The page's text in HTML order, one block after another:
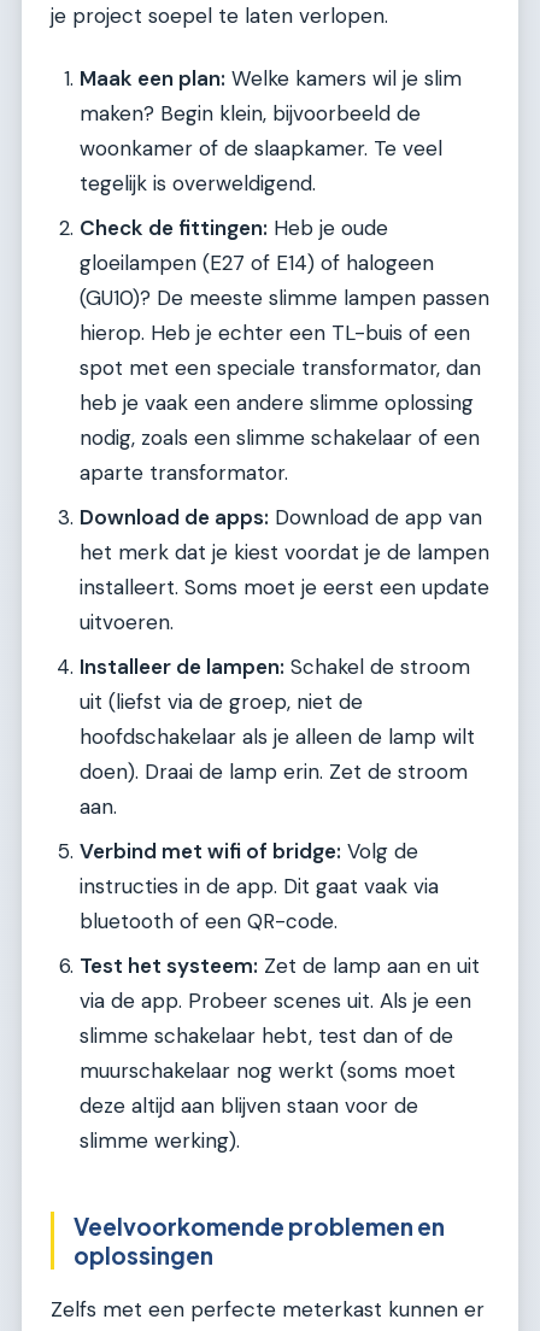
je project soepel te laten verlopen.
Maak een plan: Welke kamers wil je slim
maken? Begin klein, bijvoorbeeld de
woonkamer of de slaapkamer. Te veel
tegelijk is overweldigend.
Check de fittingen: Heb je oude
gloeilampen (E27 of E14) of halogeen
(GU10)? De meeste slimme lampen passen
hierop. Heb je echter een TL-buis of een
spot met een speciale transformator, dan
heb je vaak een andere slimme oplossing
nodig, zoals een slimme schakelaar of een
aparte transformator.
Download de apps: Download de app van
het merk dat je kiest voordat je de lampen
installeert. Soms moet je eerst een update
uitvoeren.
Installeer de lampen: Schakel de stroom
uit (liefst via de groep, niet de
hoofdschakelaar als je alleen de lamp wilt
doen). Draai de lamp erin. Zet de stroom
aan.
Verbind met wifi of bridge: Volg de
instructies in de app. Dit gaat vaak via
bluetooth of een QR-code.
Test het systeem: Zet de lamp aan en uit
via de app. Probeer scenes uit. Als je een
slimme schakelaar hebt, test dan of de
muurschakelaar nog werkt (soms moet
deze altijd aan blijven staan voor de
slimme werking).
Veelvoorkomende problemen en
oplossingen
Zelfs met een perfecte meterkast kunnen er